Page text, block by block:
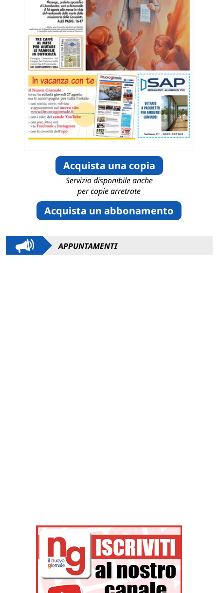
Acquista una copia
Servizio disponibile anche
per copie arretrate
Acquista un abbonamento
APPUNTAMENTI